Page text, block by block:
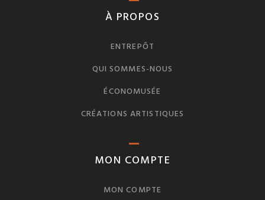
À PROPOS
ENTREPÔT
QUI SOMMES-NOUS
ÉCONOMUSÉE
CRÉATIONS ARTISTIQUES
MON COMPTE
MON COMPTE